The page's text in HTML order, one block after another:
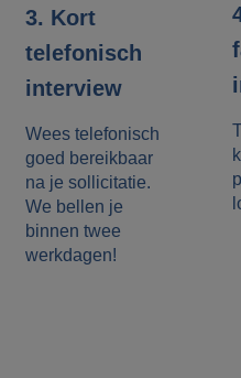
3. Kort
telefonisch
interview
Wees telefonisch
goed bereikbaar
na je sollicitatie.
We bellen je
binnen twee
werkdagen!